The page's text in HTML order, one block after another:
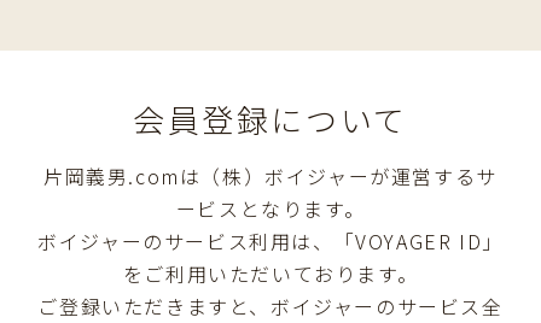
会員登録について
片岡義男.comは（株）ボイジャーが運営するサ
ービスとなります。
ボイジャーのサービス利用は、「VOYAGER ID」
をご利用いただいております。
ご登録いただきますと、ボイジャーのサービス全